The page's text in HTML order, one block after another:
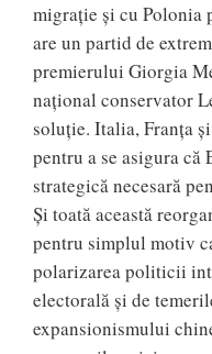
migrație și cu Polonia
are un partid de
premierului Giorgia
național conservator
soluție. Italia, Franța
pentru a se asigura că
strategică necesară
Și toată această
pentru simplul motiv
polarizarea politicii
electorală și de
expansionismului